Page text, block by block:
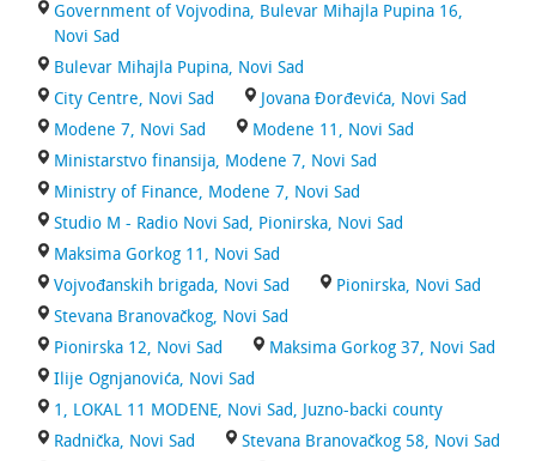
Government of Vojvodina, Bulevar Mihajla Pupina 16,
Novi Sad
Bulevar Mihajla Pupina, Novi Sad
City Centre, Novi Sad
Jovana Đorđevića, Novi Sad
Modene 7, Novi Sad
Modene 11, Novi Sad
Ministarstvo finansija, Modene 7, Novi Sad
Ministry of Finance, Modene 7, Novi Sad
Studio M - Radio Novi Sad, Pionirska, Novi Sad
Maksima Gorkog 11, Novi Sad
Vojvođanskih brigada, Novi Sad
Pionirska, Novi Sad
Stevana Branovačkog, Novi Sad
Pionirska 12, Novi Sad
Maksima Gorkog 37, Novi Sad
Ilije Ognjanovića, Novi Sad
1, LOKAL 11 MODENE, Novi Sad, Juzno-backi county
Radnička, Novi Sad
Stevana Branovačkog 58, Novi Sad